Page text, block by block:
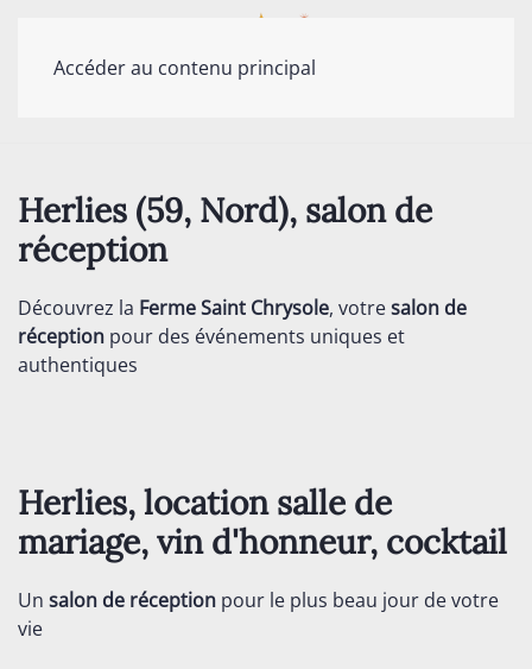
Accéder au contenu principal
Herlies (59, Nord), salon de
réception
Découvrez la Ferme Saint Chrysole, votresalon de
réception pour des événements uniques et
authentiques
Herlies, location salle de
mariage, vin d'honneur, cocktail
Un salon de réception pour le plus beau jour de votre
vie